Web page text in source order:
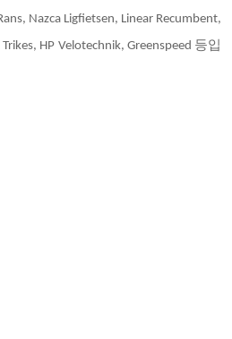
Nazca Ligfietsen, Linear Recumbent,
HP Velotechnik, Greenspeed 등입